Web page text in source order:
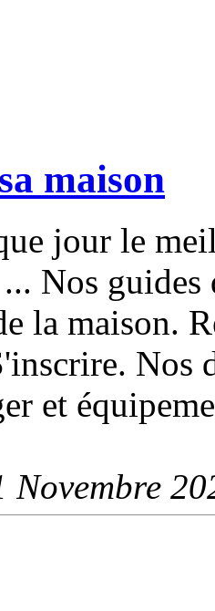
maison
jour le
Nos
la maison.
Nos
et
Novembre